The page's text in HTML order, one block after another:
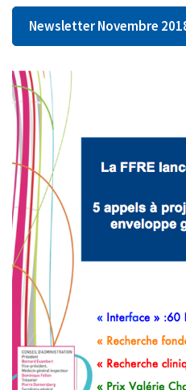
Newsletter Novembre